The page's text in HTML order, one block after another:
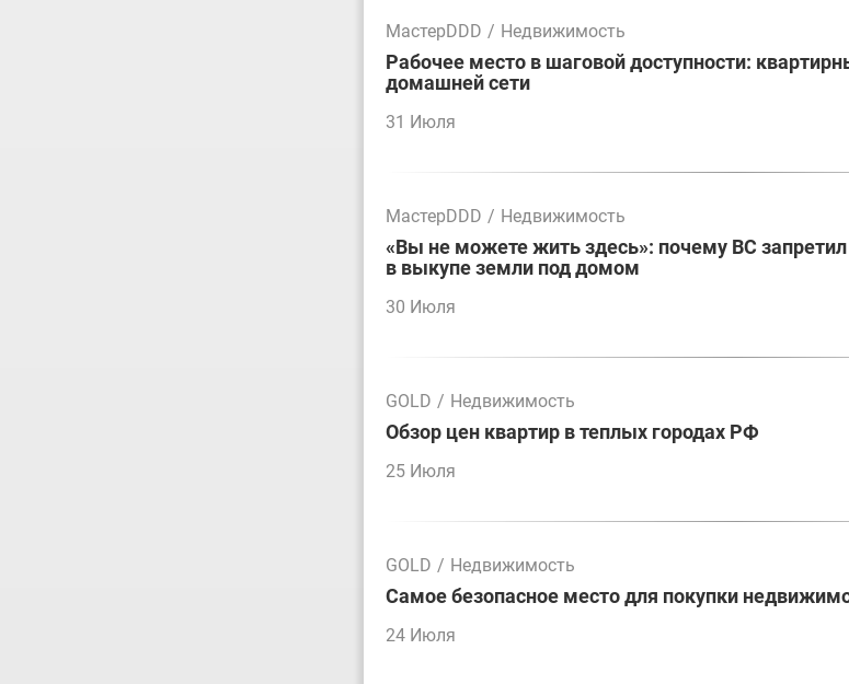
МастерDDD / Недвижимость
Рабочее место в шаговой доступности:
домашней сети
31 Июля
МастерDDD / Недвижимость
«Вы не можете жить здесь»: почему ВС
в выкупе земли под домом
30 Июля
GOLD / Недвижимость
Обзор цен квартир в теплых городах РФ
25 Июля
GOLD / Недвижимость
Самое безопасное место для покупки
24 Июля